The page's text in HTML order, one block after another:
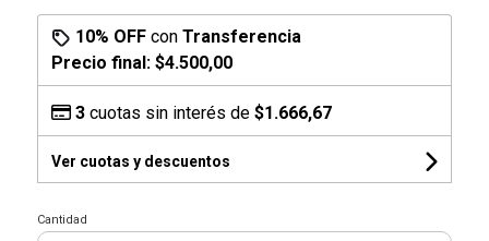
10% OFFcon Transferencia
Precio final: $4.500,00
3cuotas sin interés de $1.666,67
Ver cuotas y descuentos
Cantidad